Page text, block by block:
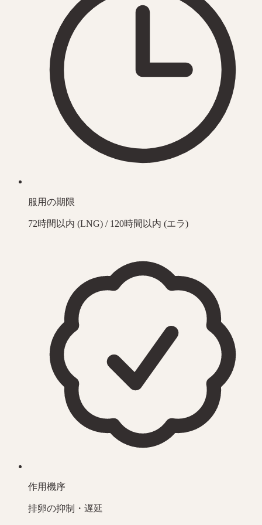
服用の期限
72時間以内 (LNG) / 120時間以内 (エラ)
作用機序
排卵の抑制・遅延